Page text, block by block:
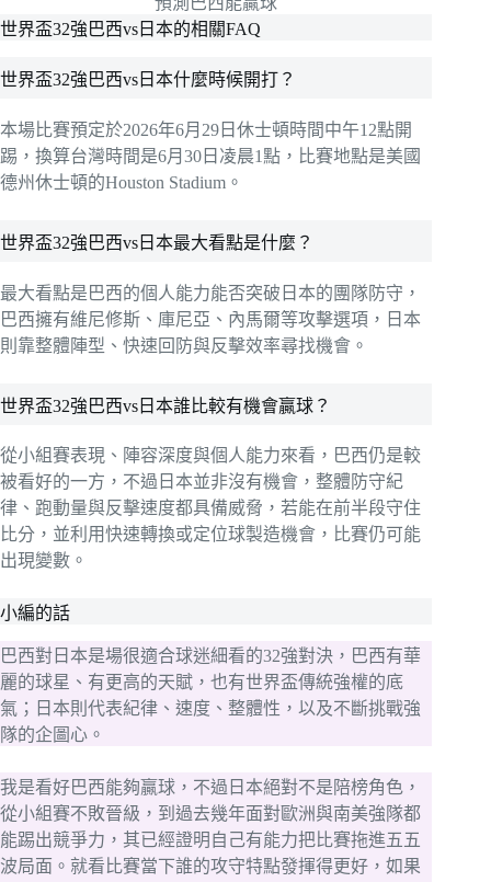
世界盃32強巴西vs日本的相關FAQ
世界盃32強巴西vs日本什麼時候開打？
本場比賽預定於2026年6月29日休士頓時間中午12點開
踢，換算台灣時間是6月30日凌晨1點，比賽地點是美國
德州休士頓的Houston Stadium。
世界盃32強巴西vs日本最大看點是什麼？
最大看點是巴西的個人能力能否突破日本的團隊防守，
巴西擁有維尼修斯、庫尼亞、內馬爾等攻擊選項，日本
則靠整體陣型、快速回防與反擊效率尋找機會。
世界盃32強巴西vs日本誰比較有機會贏球？
從小組賽表現、陣容深度與個人能力來看，巴西仍是較
被看好的一方，不過日本並非沒有機會，整體防守紀
律、跑動量與反擊速度都具備威脅，若能在前半段守住
比分，並利用快速轉換或定位球製造機會，比賽仍可能
出現變數。
小編的話
巴西對日本是場很適合球迷細看的32強對決，巴西有華
麗的球星、有更高的天賦，也有世界盃傳統強權的底
氣；日本則代表紀律、速度、整體性，以及不斷挑戰強
隊的企圖心。
我是看好巴西能夠贏球，不過日本絕對不是陪榜角色，
從小組賽不敗晉級，到過去幾年面對歐洲與南美強隊都
能踢出競爭力，其已經證明自己有能力把比賽拖進五五
波局面。就看比賽當下誰的攻守特點發揮得更好，如果